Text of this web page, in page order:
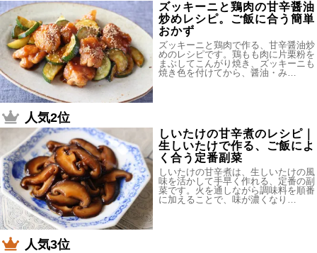
ズッキーニと鶏肉の甘辛醤油
炒めレシピ。ご飯に合う簡単
おかず
ズッキーニと鶏肉で作る、甘辛醤油炒
めのレシピです。鶏もも肉に片栗粉を
まぶしてこんがり焼き、ズッキーニも
焼き色を付けてから、醤油・み…
人気2位
しいたけの甘辛煮のレシピ｜
生しいたけで作る、ご飯によ
く合う定番副菜
しいたけの甘辛煮は、生しいたけの風
味を活かして手早く作れる、定番の副
菜です。火を通しながら調味料を順番
に加えることで、味が濃くなり…
人気3位